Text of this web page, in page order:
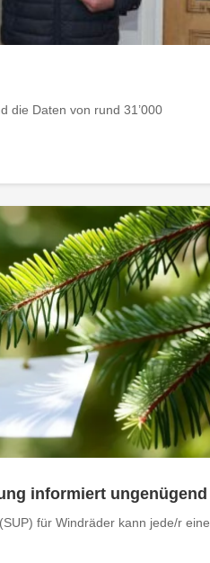
die Daten von rund 31’000
informiert ungenügend
für Windräder kann jede/r eine